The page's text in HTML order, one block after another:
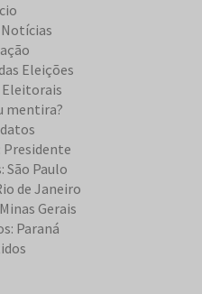
Eleições
Eleitorais
mentira?
Presidente
São Paulo
de Janeiro
Gerais
Paraná